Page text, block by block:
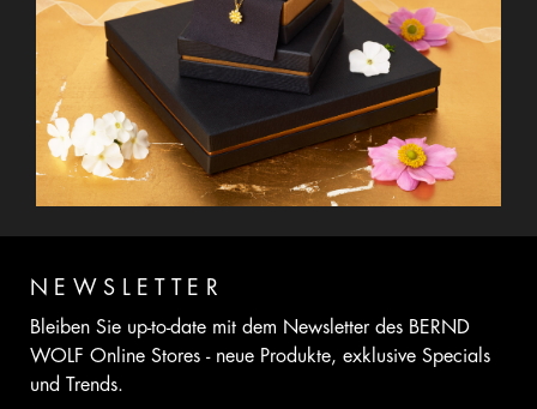
NEWSLETTER
Bleiben Sie up-to-date mit dem Newsletter des BERND
WOLF Online Stores - neue Produkte, exklusive Specials
und Trends.